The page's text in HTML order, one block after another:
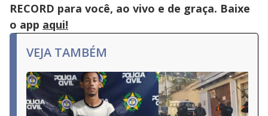
RECORD para você, ao vivo e de graça. Baixe
o app aqui!
VEJA TAMBÉM